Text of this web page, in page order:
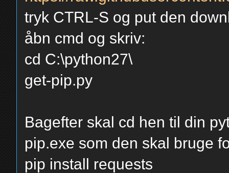
tryk CTRL-S og put den
åbn cmd og skriv:
cd C:\python27\
get-pip.py
Bagefter skal cd hen til din
pip.exe som den skal bruge
pip install requests